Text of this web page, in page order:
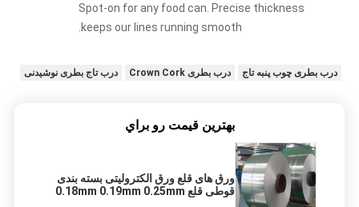
Spot-on for any food can. Precise thickness
keeps our lines running smooth.
درب بطری چوب پنبه تاج درب بطری Crown Cork درب تاج بطری نوشیدنی
بهترين قيمت رو براي
ورق های قلع ورق الکترولیتی بسته بندی
قوطی قلع 0.18mm 0.19mm 0.25mm